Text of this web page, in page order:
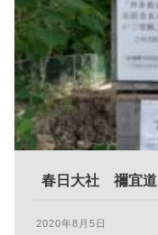
春日大社 禰宜道
2020年8月5日